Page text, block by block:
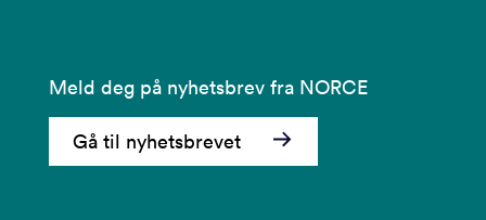
Meld deg på nyhetsbrev fra NORCE
Gå til nyhetsbrevet